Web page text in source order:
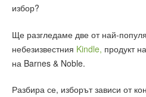
избор?
Ще разгледаме две от най-
небезизвестния Kindle, продукт
на Barnes & Noble.
Разбира се, изборът зависи от